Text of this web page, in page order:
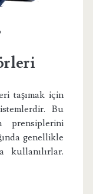
taşımak için
Bu
prensiplerini
genellikle
kullanılırlar.